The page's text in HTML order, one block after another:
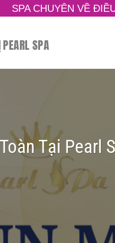
ĐIỀU TRỊ CÓ 15 NĂM
SPA
Tại Pearl